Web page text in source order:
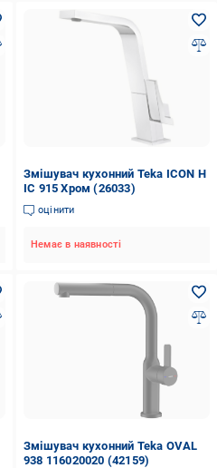
Змішувач кухонний Teka ICON H
IC 915 Хром (26033)
оцінити
Немає в наявності
Змішувач кухонний Teka OVAL
938 116020020 (42159)